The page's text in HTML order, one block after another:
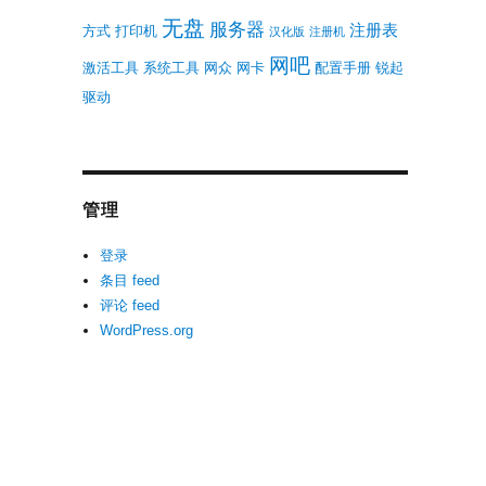
方式 打印机 无盘 服务器 汉化版 注册机 注册表
激活工具 系统工具 网众 网卡 网吧 配置手册 锐起
驱动
管理
登录
条目 feed
评论 feed
WordPress.org